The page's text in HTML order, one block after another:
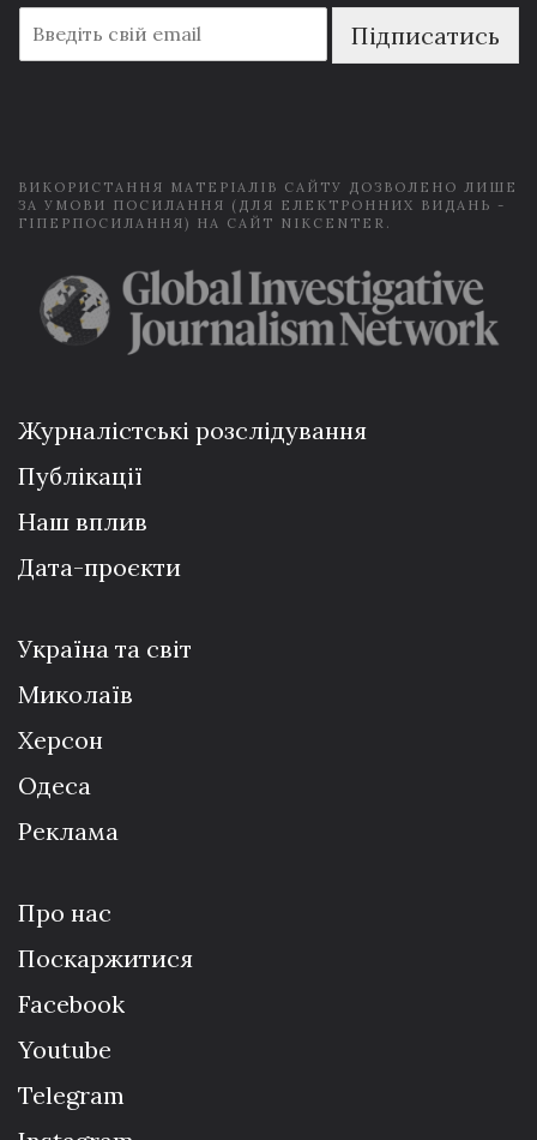
m
a
Підписатись
ВИКОРИСТАННЯ МАТЕРІАЛІВ САЙТУ ДОЗВОЛЕНО ЛИШЕ
ЗА УМОВИ ПОСИЛАННЯ (ДЛЯ ЕЛЕКТРОННИХ ВИДАНЬ -
ГІПЕРПОСИЛАННЯ) НА САЙТ NIKCENTER.
Журналістські розслідування
Публікації
Наш вплив
Дата-проєкти
Україна та світ
Миколаїв
Херсон
Одеса
Реклама
Про нас
Поскаржитися
Facebook
Youtube
Telegram